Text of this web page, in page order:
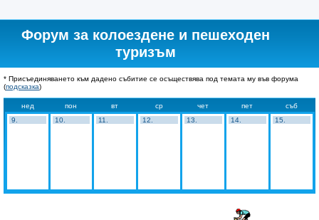
Форум за колоездене и пешеходен
туризъм
* Присъединяването към дадено събитие се осъществява под темата му във форума
(подсказка)
нед пон вт ср чет пет
съб
9.
10. 11. 12. 13. 14. 15.